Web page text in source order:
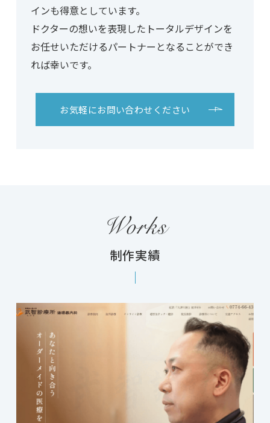
インも得意としています。
ドクターの想いを表現した トータルデザインを
お任せいただけるパートナーとなることができ
れば幸いです。
お気軽にお問い合わせください
Works
制作実績